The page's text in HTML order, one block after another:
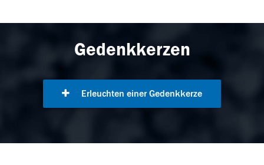
Gedenkkerzen
Erleuchten einer Gedenkkerze